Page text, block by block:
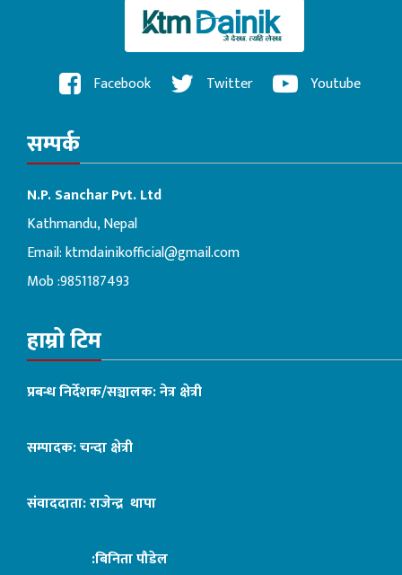
Facebook Twitter Youtube
सम्पर्क
N.P. Sanchar Pvt. Ltd
Kathmandu, Nepal
Email:ktmdainikofficial@gmail.com
Mob :9851187493
हाम्रो टिम
प्रबन्ध निर्देशक/सञ्चालक: नेत्र क्षेत्री
सम्पादक: चन्दा क्षेत्री
संवाददाता: राजेन्द्र थापा
:बिनिता पौडेल